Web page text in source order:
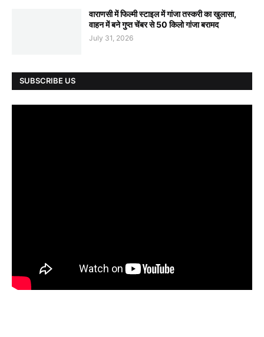
वाराणसी में फिल्मी स्टाइल में गांजा तस्करी का खुलासा,
वाहन में बने गुप्त चेंबर से 50 किलो गांजा बरामद
July 31, 2026
SUBSCRIBE US